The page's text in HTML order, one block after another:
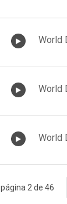
World
World
World
página 2 de 46